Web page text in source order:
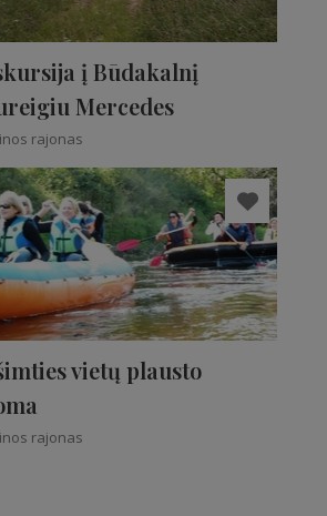
į Būdakalnį
Mercedes
rajonas
vietų plausto
rajonas